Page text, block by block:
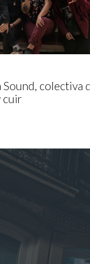
Sound, colectiva
cuir